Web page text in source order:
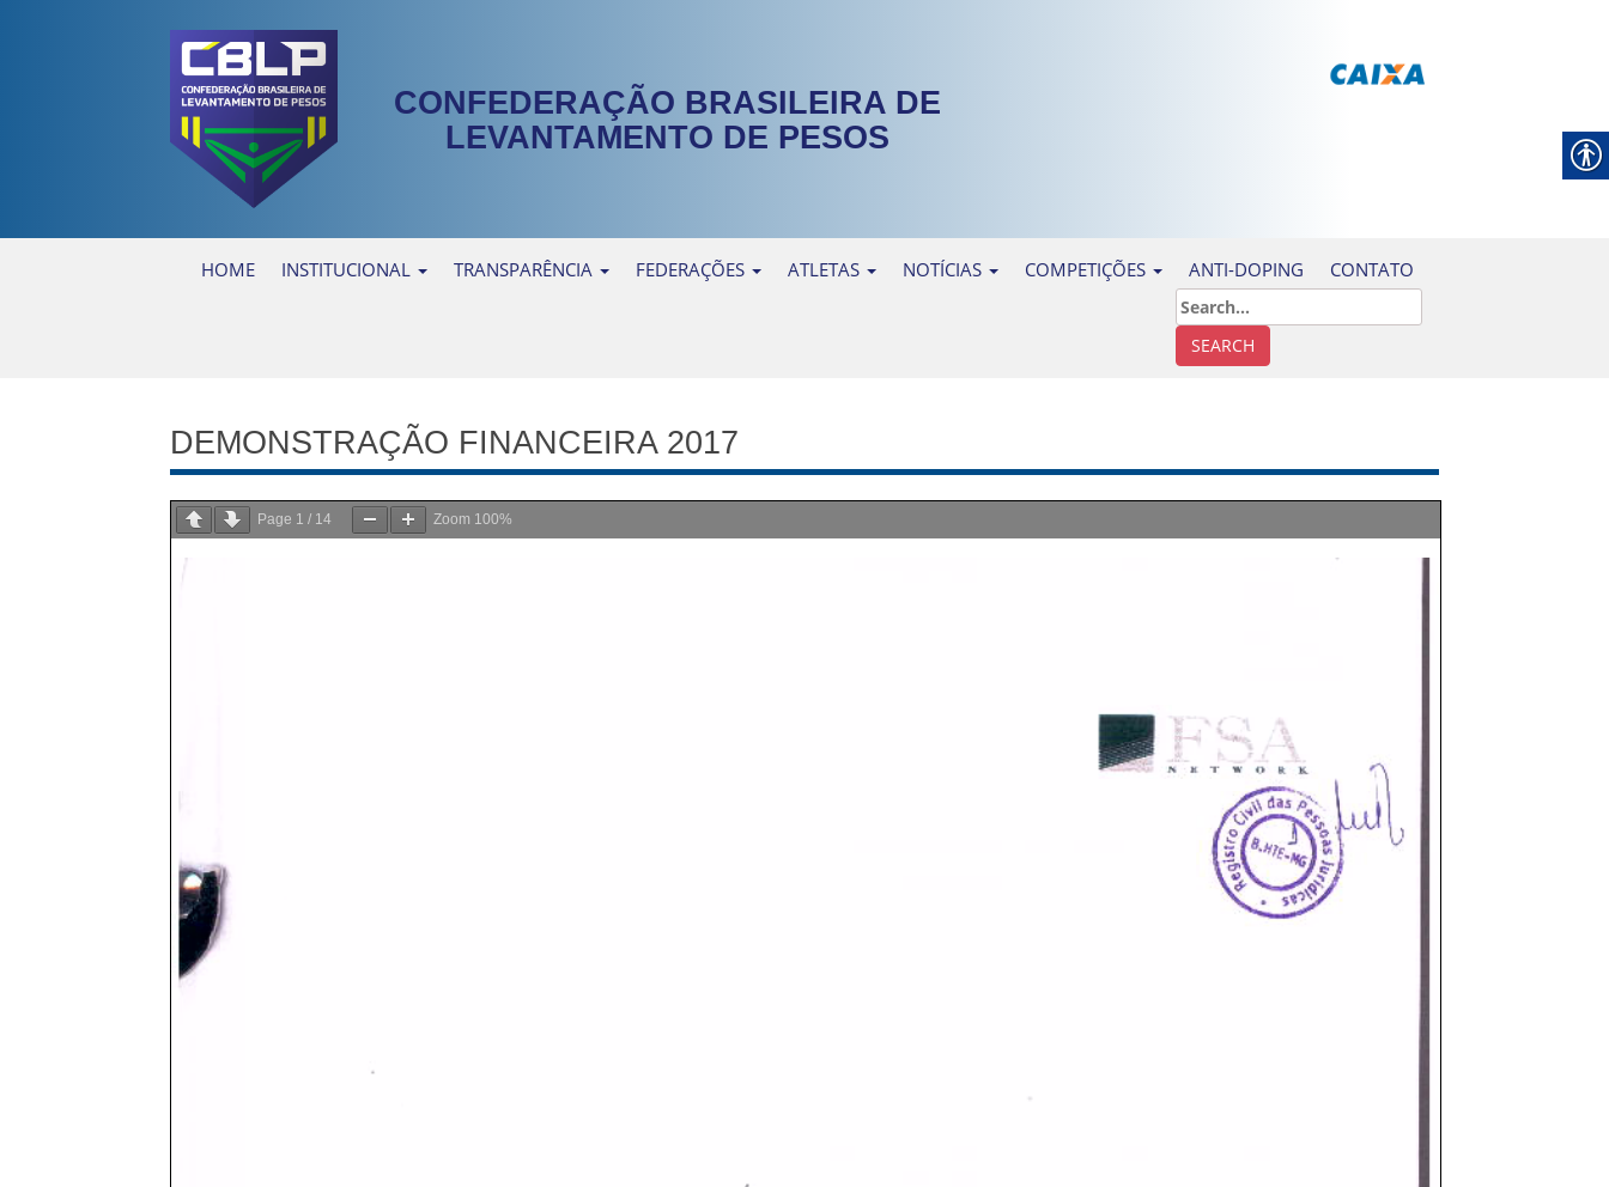
CONFEDERAÇÃO BRASILEIRA DE
LEVANTAMENTO DE PESOS
HOME INSTITUCIONAL TRANSPARÊNCIA FEDERAÇÕES ATLETAS NOTÍCIAS COMPETIÇÕES ANTI-DOPING CONTATO
DEMONSTRAÇÃO FINANCEIRA 2017
Page 1 / 14 Zoom 100%